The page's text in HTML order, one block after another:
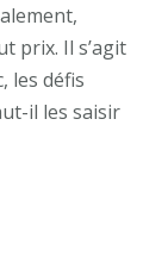
prix. Il s’agit
les défis
il les saisir